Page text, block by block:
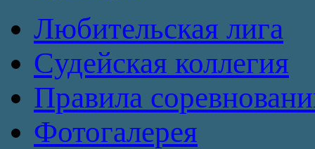
Любительская лига
Cудейская коллегия
Правила
Фотогалерея